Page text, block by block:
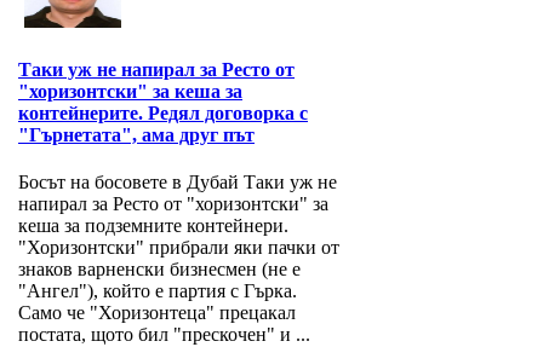
Таки уж не напирал за Ресто от
"хоризонтски" за кеша за
контейнерите. Редял договорка с
"Гърнетата", ама друг път
Босът на босовете в Дубай Таки уж не
напирал за Ресто от "хоризонтски" за
кеша за подземните контейнери.
"Хоризонтски" прибрали яки пачки от
знаков варненски бизнесмен (не е
"Ангел"), който е партия с Гърка.
Само че "Хоризонтеца" прецакал
постата, щото бил "прескочен" и ...